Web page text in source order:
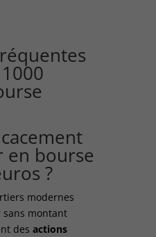
en bourse
?
modernes
sans montant
des actions